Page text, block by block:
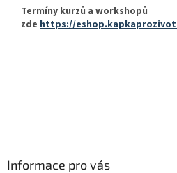
Termíny kurzů a workshopů
zde https://
Informace pro vás